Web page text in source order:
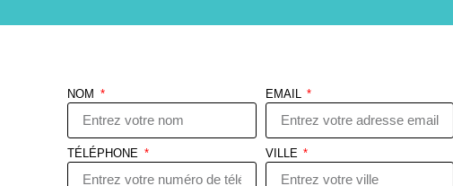
NOM EMAIL
TÉLÉPHONE VILLE